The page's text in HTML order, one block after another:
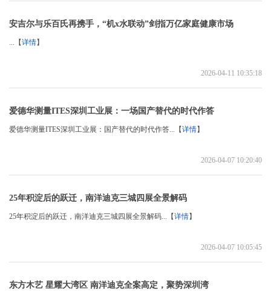
安吉尔与乐百氏再携手，“机x水联动”剑指万亿家庭健康市场
...【详情】
2026-04-11 10:35:18
爱德华测量ITES深圳工业展：一场国产替代的时代作答
爱德华测量ITES深圳工业展：国产替代的时代作答...【详情】
2026-04-07 10:20:40
25年积淀后的跃迁，南洋迪克三城四展全景解码
25年积淀后的跃迁，南洋迪克三城四展全景解码...【详情】
2026-04-07 10:05:45
东方木艺 星耀大湾区 南洋迪克全案高定，聚势深圳湾